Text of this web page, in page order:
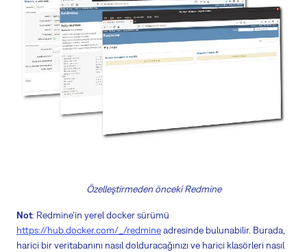
Özelleştirmeden önceki Redmine
Not: Redmine'in yerel docker sürümü
https://hub.docker.com/_/redmineadresinde bulunabilir. Burada,
harici bir veritabanını nasıl dolduracağınızı ve harici klasörleri nasıl